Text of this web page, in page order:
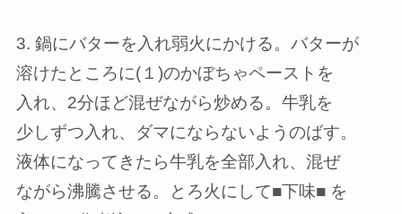
3. 鍋にバターを入れ弱火にかける。バターが
溶けたところに(１)のかぼちゃペーストを
入れ、2分ほど混ぜながら炒める。牛乳を
少しずつ入れ、ダマにならないようのばす。
液体になってきたら牛乳を全部入れ、混ぜ
ながら沸騰させる。とろ火にして■下味■ を